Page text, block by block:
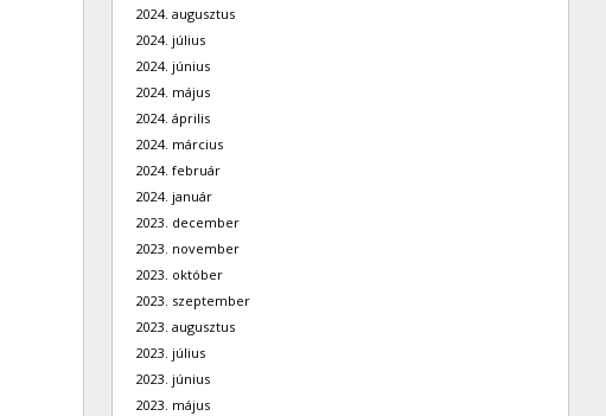
2024. augusztus
2024. július
2024. június
2024. május
2024. április
2024. március
2024. február
2024. január
2023. december
2023. november
2023. október
2023. szeptember
2023. augusztus
2023. július
2023. június
2023. május